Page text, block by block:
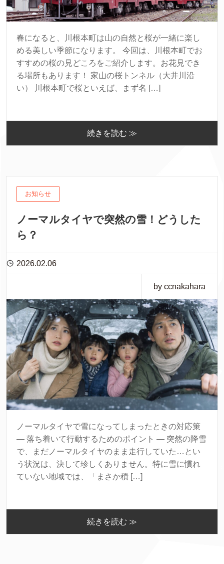
春になると、川根本町は山の自然と桜が一緒に楽し
める美しい季節になります。 今回は、川根本町でお
すすめの桜の見どころをご紹介します。お花見でき
る場所もあります！ 家山の桜トンネル（大井川沿
い） 川根本町で桜といえば、まず名 […]
続きを読む ≫
お知らせ
ノーマルタイヤで突然の雪！どうした
ら？
2026.02.06
by ccnakahara
ノーマルタイヤで雪になってしまったときの対応策
― 落ち着いて行動するためのポイント ― 突然の降雪
で、まだノーマルタイヤのまま走行していた…とい
う状況は、決して珍しくありません。特に雪に慣れ
ていない地域では、「まさか積 […]
続きを読む ≫